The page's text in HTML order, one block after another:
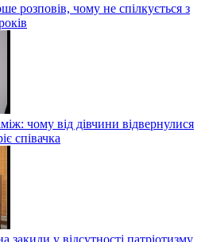
розповів, чому не спілкується з
чому від дівчини відвернулися
співачка
закиди у відсутності патріотизму